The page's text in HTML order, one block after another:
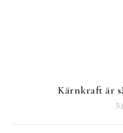
Kärnkraft är
5